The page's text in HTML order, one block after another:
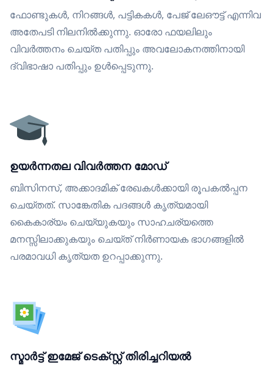
ഫോണ്ടുകൾ, നിറങ്ങൾ, പട്ടികകൾ, പേജ് ലേഔട്ട് എന്നിവ
അതേപടി നിലനിൽക്കുന്നു. ഓരോ ഫയലിലും
വിവർത്തനം ചെയ്ത പതിപ്പും അവലോകനത്തിനായി
ദ്വിഭാഷാ പതിപ്പും ഉൾപ്പെടുന്നു.
ഉയർന്നതല വിവർത്തന മോഡ്
ബിസിനസ്, അക്കാദമിക് രേഖകൾക്കായി രൂപകൽപ്പന
ചെയ്തത്. സാങ്കേതിക പദങ്ങൾ കൃത്യമായി
കൈകാര്യം ചെയ്യുകയും സാഹചര്യത്തെ
മനസ്സിലാക്കുകയും ചെയ്ത് നിർണായക ഭാഗങ്ങളിൽ
പരമാവധി കൃത്യത ഉറപ്പാക്കുന്നു.
സ്മാർട്ട് ഇമേജ് ടെക്സ്റ്റ് തിരിച്ചറിയൽ